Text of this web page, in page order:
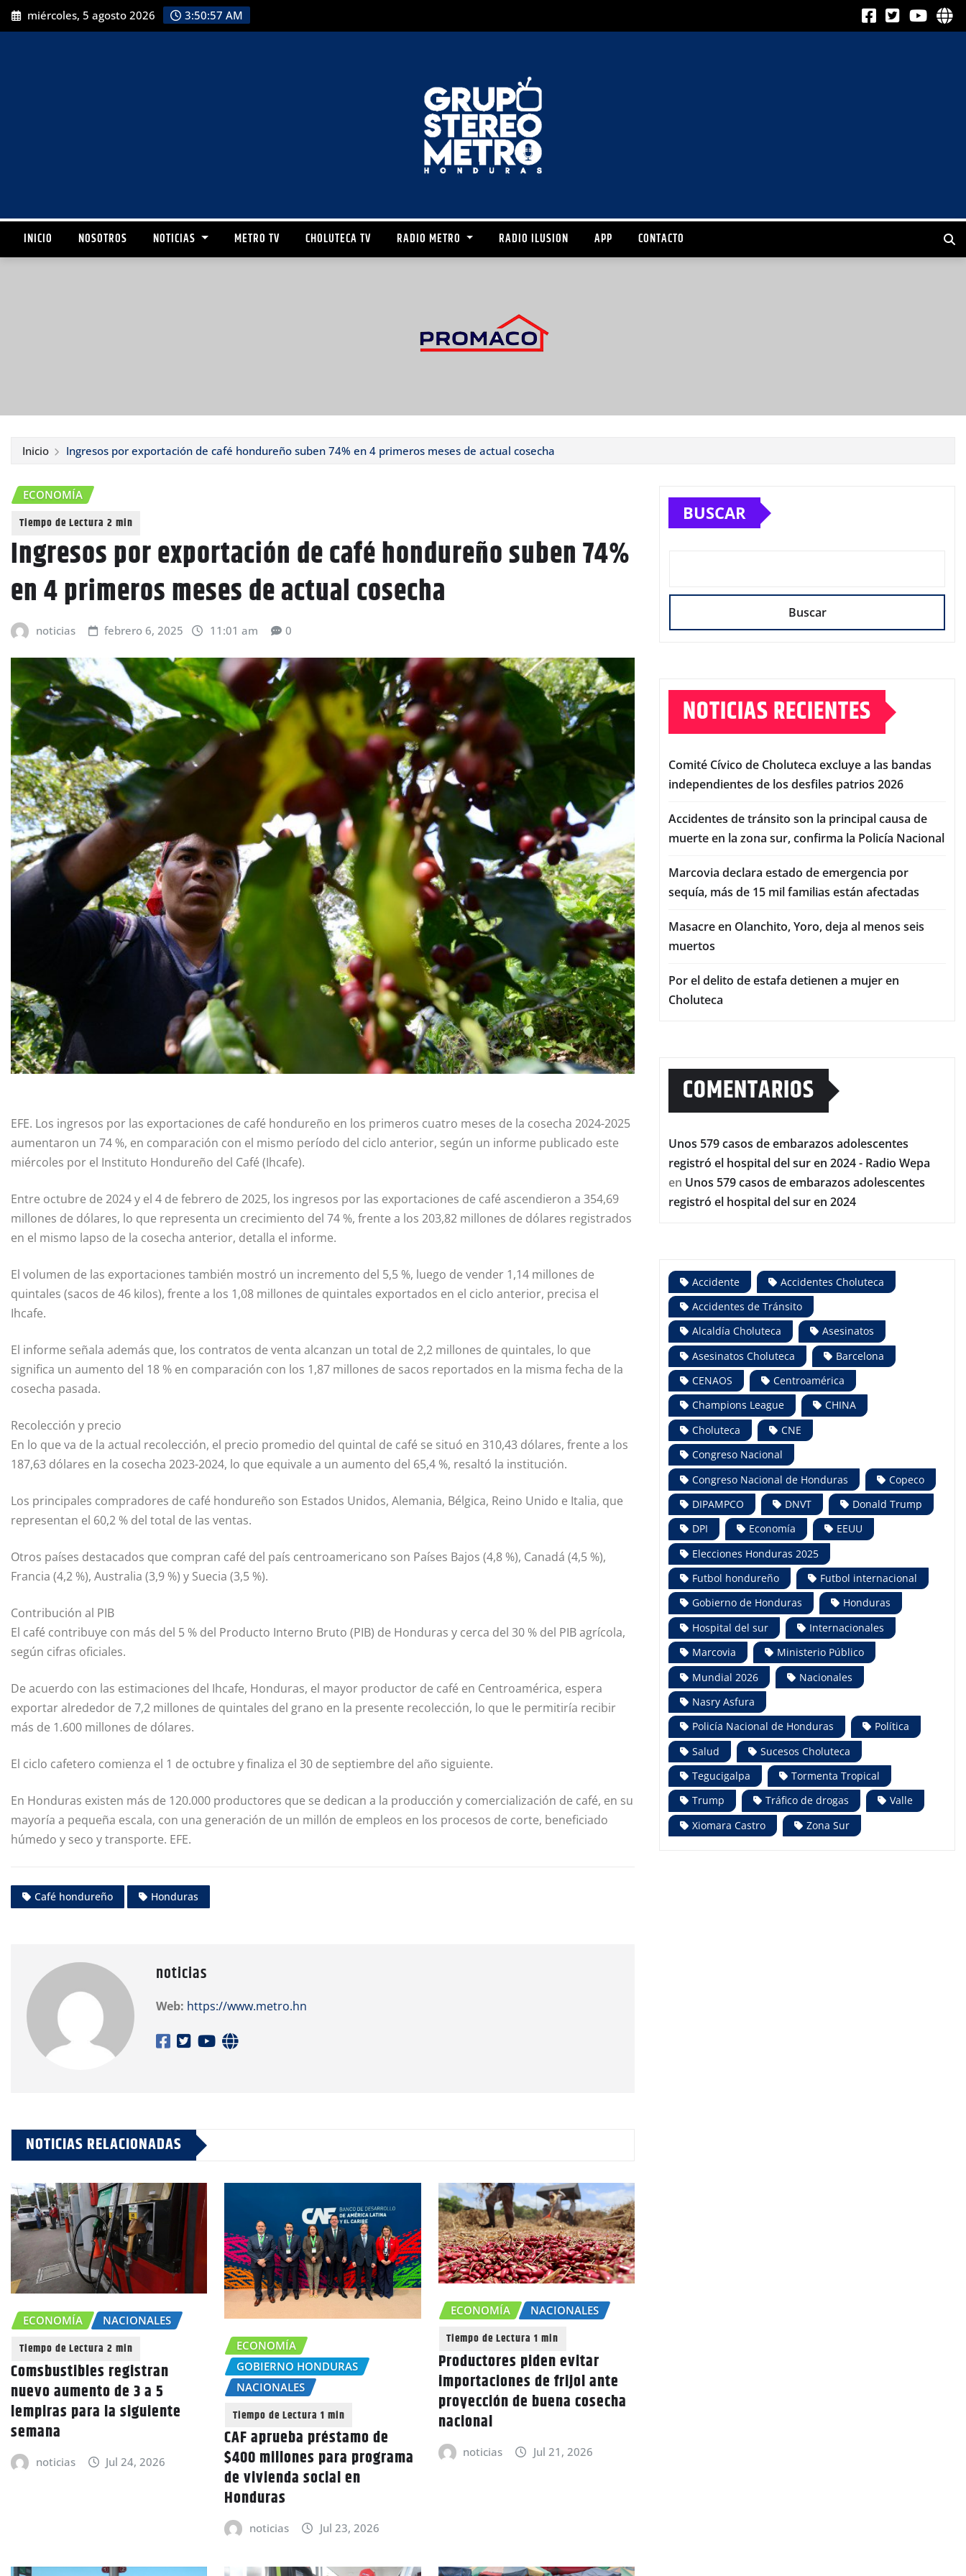
miércoles, 5 agosto 2026 3:50:58 AM
INICIO NOSOTROS NOTICIAS METRO TV CHOLUTECA TV RADIO METRO RADIO ILUSION APP CONTACTO
Inicio Ingresos por exportación de café hondureño suben 74% en 4 primeros meses de actual cosecha
ECONOMÍA
Ingresos por exportación de café hondureño suben 74%
en 4 primeros meses de actual cosecha
noticias febrero 6, 2025 11:01 am 0
EFE. Los ingresos por las exportaciones de café hondureño en los primeros cuatro meses de la cosecha 2024-2025
aumentaron un 74 %, en comparación con el mismo período del ciclo anterior, según un informe publicado este
miércoles por el Instituto Hondureño del Café (Ihcafe).
Entre octubre de 2024 y el 4 de febrero de 2025, los ingresos por las exportaciones de café ascendieron a 354,69
millones de dólares, lo que representa un crecimiento del 74 %, frente a los 203,82 millones de dólares registrados
en el mismo lapso de la cosecha anterior, detalla el informe.
El volumen de las exportaciones también mostró un incremento del 5,5 %, luego de vender 1,14 millones de
quintales (sacos de 46 kilos), frente a los 1,08 millones de quintales exportados en el ciclo anterior, precisa el
Ihcafe.
El informe señala además que, los contratos de venta alcanzan un total de 2,2 millones de quintales, lo que
significa un aumento del 18 % en comparación con los 1,87 millones de sacos reportados en la misma fecha de la
cosecha pasada.
Recolección y precio
En lo que va de la actual recolección, el precio promedio del quintal de café se situó en 310,43 dólares, frente a los
187,63 dólares en la cosecha 2023-2024, lo que equivale a un aumento del 65,4 %, resaltó la institución.
Los principales compradores de café hondureño son Estados Unidos, Alemania, Bélgica, Reino Unido e Italia, que
representan el 60,2 % del total de las ventas.
Otros países destacados que compran café del país centroamericano son Países Bajos (4,8 %), Canadá (4,5 %),
Francia (4,2 %), Australia (3,9 %) y Suecia (3,5 %).
Contribución al PIB
El café contribuye con más del 5 % del Producto Interno Bruto (PIB) de Honduras y cerca del 30 % del PIB agrícola,
según cifras oficiales.
De acuerdo con las estimaciones del Ihcafe, Honduras, el mayor productor de café en Centroamérica, espera
exportar alrededor de 7,2 millones de quintales del grano en la presente recolección, lo que le permitiría recibir
más de 1.600 millones de dólares.
El ciclo cafetero comienza el 1 de octubre y finaliza el 30 de septiembre del año siguiente.
En Honduras existen más de 120.000 productores que se dedican a la producción y comercialización de café, en su
mayoría a pequeña escala, con una generación de un millón de empleos en los procesos de corte, beneficiado
húmedo y seco y transporte. EFE.
Café hondureño Honduras
noticias
Web: https://www.metro.hn
NOTICIAS RELACIONADAS
ECONOMÍA NACIONALES
Comsbustibles registran
nuevo aumento de 3 a 5
lempiras para la siguiente
semana
noticias Jul 24, 2026
ECONOMÍA
GOBIERNO HONDURAS
NACIONALES
CAF aprueba préstamo de
$400 millones para programa
de vivienda social en
Honduras
noticias Jul 23, 2026
ECONOMÍA NACIONALES
Productores piden evitar
importaciones de frijol ante
proyección de buena cosecha
nacional
noticias Jul 21, 2026
BUSCAR
Buscar
NOTICIAS RECIENTES
Comité Cívico de Choluteca excluye a las bandas
independientes de los desfiles patrios 2026
Accidentes de tránsito son la principal causa de
muerte en la zona sur, confirma la Policía Nacional
Marcovia declara estado de emergencia por
sequía, más de 15 mil familias están afectadas
Masacre en Olanchito, Yoro, deja al menos seis
muertos
Por el delito de estafa detienen a mujer en
Choluteca
COMENTARIOS
Unos 579 casos de embarazos adolescentes
registró el hospital del sur en 2024 - Radio Wepa
en Unos 579 casos de embarazos adolescentes
registró el hospital del sur en 2024
Accidente
Accidentes Choluteca
Accidentes de Tránsito
Alcaldía Choluteca
Asesinatos
Asesinatos Choluteca
Barcelona
CENAOS
Centroamérica
Champions League
CHINA
Choluteca
CNE
Congreso Nacional
Congreso Nacional de Honduras
Copeco
DIPAMPCO
DNVT
Donald Trump
DPI
Economía
EEUU
Elecciones Honduras 2025
Futbol hondureño
Futbol internacional
Gobierno de Honduras
Honduras
Hospital del sur
Internacionales
Marcovia
Ministerio Público
Mundial 2026
Nacionales
Nasry Asfura
Policía Nacional de Honduras
Política
Salud
Sucesos Choluteca
Tegucigalpa
Tormenta Tropical
Trump
Tráfico de drogas
Valle
Xiomara Castro
Zona Sur